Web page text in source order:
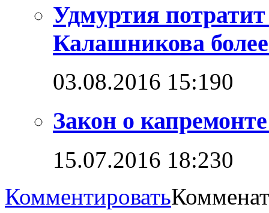
Удмуртия
Калашникова
03.08.2016 15:190
Закон о
15.07.2016 18:230
Комментировать